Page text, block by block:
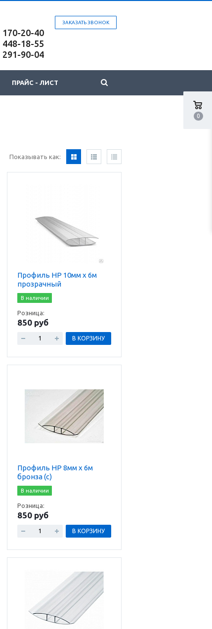
0
ЗАКАЗАТЬ ЗВОНОК
170-20-40
448-18-55
291-90-04
ПРАЙС - ЛИСТ
Показывать как:
Профиль HP 10мм х 6м
прозрачный
В наличии
Розница:
850 руб
В КОРЗИНУ
Профиль HP 8мм х 6м
бронза (с)
В наличии
Розница:
850 руб
В КОРЗИНУ